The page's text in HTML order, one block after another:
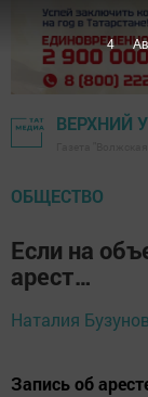
ВЕРХНИЙ
ОБЩЕСТВО
Если на
арест…
Наталия
Запись об
3